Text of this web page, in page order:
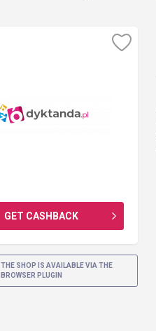
GET CASHBACK
THE SHOP IS AVAILABLE VIA THE
BROWSER PLUGIN